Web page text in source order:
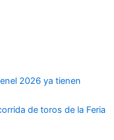
2026 ya tienen
de toros de la Feria